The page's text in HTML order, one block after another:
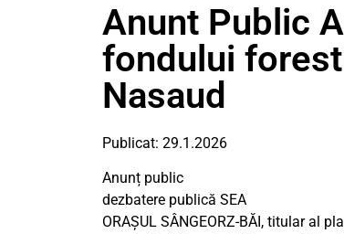
Anunt Public
fondului
Nasaud
Publicat: 29.1.2026
Anunț public
dezbatere publică SEA
ORAȘUL SÂNGEORZ-BĂI, titular al